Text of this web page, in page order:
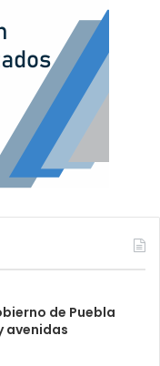
de Puebla
avenidas